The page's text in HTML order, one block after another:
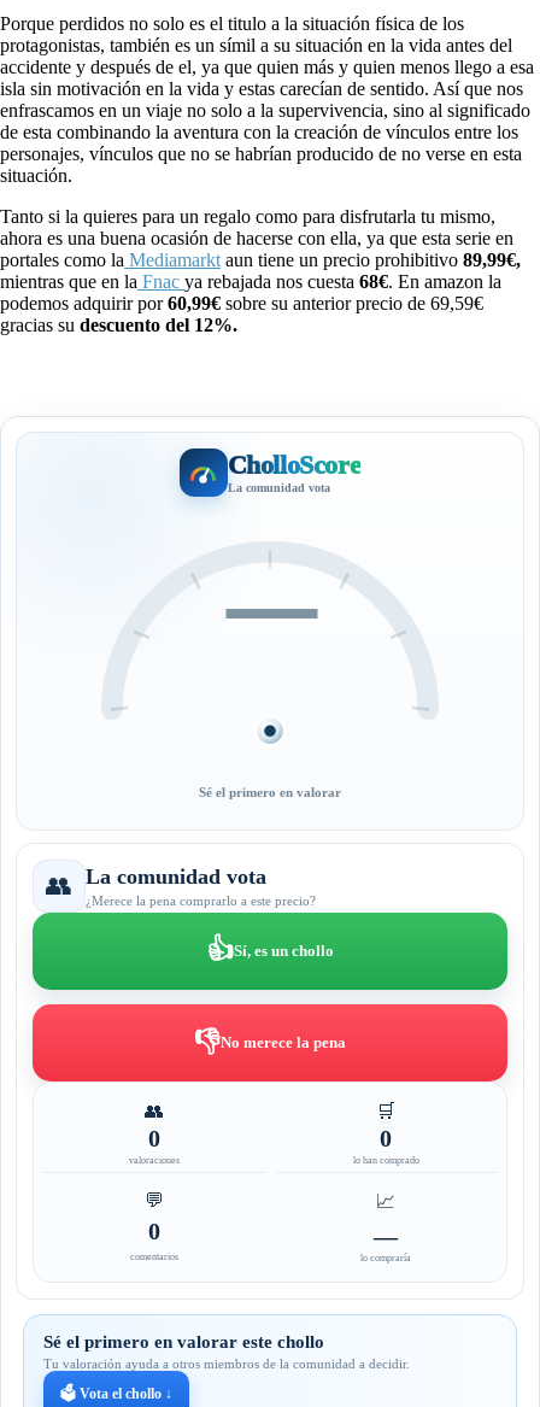
Porque perdidos no solo es el titulo a la situación física de los
protagonistas, también es un símil a su situación en la vida antes del
accidente y después de el, ya que quien más y quien menos llego a esa
isla sin motivación en la vida y estas carecían de sentido. Así que nos
enfrascamos en un viaje no solo a la supervivencia, sino al significado
de esta combinando la aventura con la creación de vínculos entre los
personajes, vínculos que no se habrían producido de no verse en esta
situación.
Tanto si la quieres para un regalo como para disfrutarla tu mismo,
ahora es una buena ocasión de hacerse con ella, ya que esta serie en
portales como la Mediamarkt aun tiene un precio prohibitivo 89,99€,
mientras que en la Fnac ya rebajada nos cuesta 68€. En amazon la
podemos adquirir por60,99€ sobre su anterior precio de 69,59€
gracias su descuento del 12%.
CholloScore
La comunidad vota
—
Sé el primero en valorar
👥 La comunidad vota
¿Merece la pena comprarlo a este precio?
👍Sí, es un chollo
👎No merece la pena
👥
0
valoraciones
🛒
0
lo han comprado
💬
0
comentarios
📈
—
lo compraría
Sé el primero en valorar este chollo
Tu valoración ayuda a otros miembros de la comunidad a decidir.
🗳️ Vota el chollo ↓